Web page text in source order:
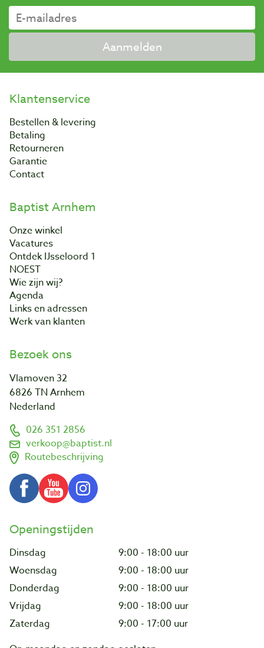
Aanmelden
Klantenservice
Bestellen & levering
Betaling
Retourneren
Garantie
Contact
Baptist Arnhem
Onze winkel
Vacatures
Ontdek IJsseloord 1
NOEST
Wie zijn wij?
Agenda
Links en adressen
Werk van klanten
Bezoek ons
Vlamoven 32
6826 TN Arnhem
Nederland
026 351 2856
verkoop@baptist.nl
Routebeschrijving
Openingstijden
Dinsdag
9:00 - 18:00 uur
Woensdag
9:00 - 18:00 uur
Donderdag
9:00 - 18:00 uur
Vrijdag
9:00 - 18:00 uur
Zaterdag
9:00 - 17:00 uur